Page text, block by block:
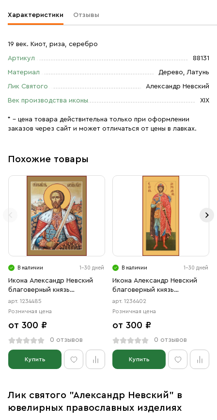
Характеристики Отзывы
19 век. Киот, риза, серебро
Артикул 88131
Материал Дерево, Латунь
Лик Святого Александр Невский
Век производства иконы XIX
* – цена товара действительна только при оформлении
заказов через сайт и может отличаться от цены в лавках.
Похожие товары
В наличии 1-30 дней
Икона Александр Невский
благоверный князь
(АРТ.04485)
арт. 1234485
Розничная цена
от 300 ₽
0 отзывов
Купить
В наличии 1-30 дней
Икона Александр Невский
благоверный князь
(АРТ.06402)
арт. 1236402
Розничная цена
от 300 ₽
0 отзывов
Купить
Лик святого "Александр Невский" в
ювелирных православных изделиях